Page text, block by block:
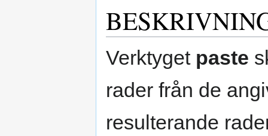
Verktyget paste
rader från de
resulterande